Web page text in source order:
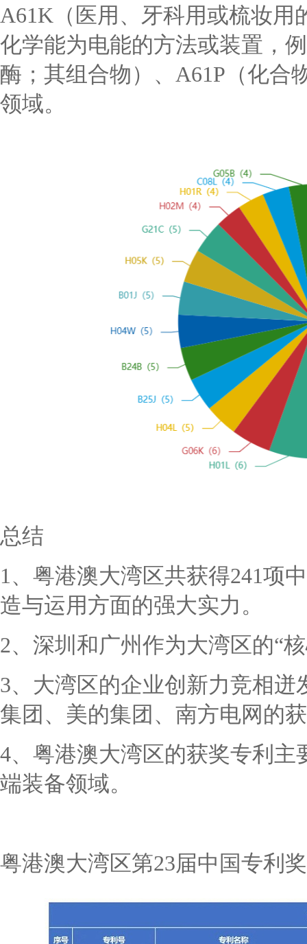
A61K（医用、牙科用或梳妆用
化学能为电能的方法或装置，
酶；其组合物）、A61P（化合
领域。
总结
1、粤港澳大湾区共获得241项
造与运用方面的强大实力。
2、深圳和广州作为大湾区的“
3、大湾区的企业创新力竞相迸
集团、美的集团、南方电网的
4、粤港澳大湾区的获奖专利
端装备领域。
粤港澳大湾区第23届中国专利